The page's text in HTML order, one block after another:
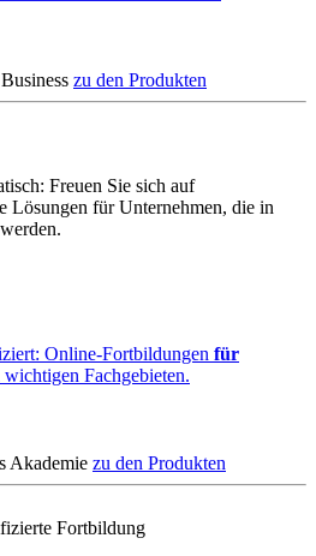
zu den Produkten
Freuen Sie sich auf
Lösungen für Unternehmen, die in
Online-Fortbildungen für
Fachgebieten.
Akademie zu den Produkten
Fortbildung